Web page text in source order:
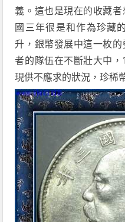
義。這也是現在的收藏
國三年很是和作為珍藏
升，銀幣發展中這一枚
者的隊伍在不斷壯大中
現供不應求的狀況，珍稀